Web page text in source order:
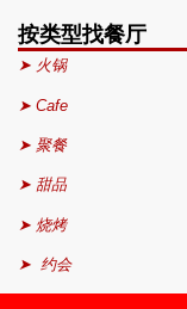
按类型找餐厅
➤ 火锅
➤ Cafe
➤ 聚餐
➤ 甜品
➤ 烧烤
➤ 约会